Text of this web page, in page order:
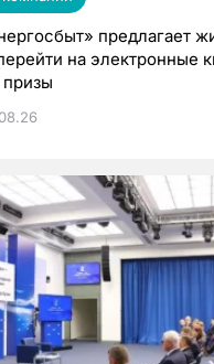
предлагает
на электронные
призы